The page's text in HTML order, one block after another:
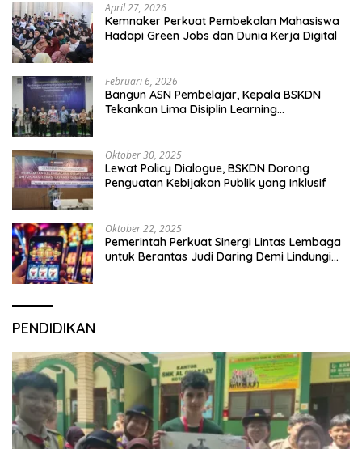
April 27, 2026
Kemnaker Perkuat Pembekalan Mahasiswa
Hadapi Green Jobs dan Dunia Kerja Digital
Februari 6, 2026
Bangun ASN Pembelajar, Kepala BSKDN
Tekankan Lima Disiplin Learning
Oktober 30, 2025
Lewat Policy Dialogue, BSKDN Dorong
Penguatan Kebijakan Publik yang Inklusif
Oktober 22, 2025
Pemerintah Perkuat Sinergi Lintas Lembaga
untuk Berantas Judi Daring Demi Lindungi
PENDIDIKAN